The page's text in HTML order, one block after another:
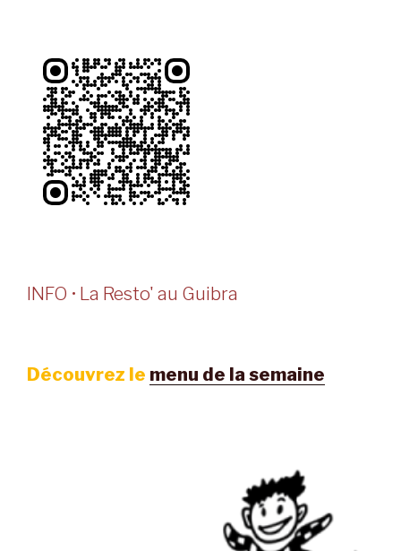
INFO • La Resto' au Guibra
Découvrez le menu de la semaine